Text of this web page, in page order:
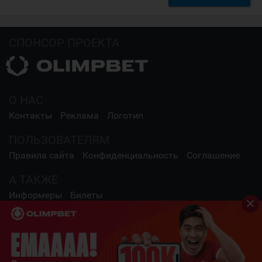
Контакты Реклама Логотип
Правила сайта Конфиденциальность Соглашение
Информеры Билеты
СОЦИАЛЬНЫЕ СЕТИ